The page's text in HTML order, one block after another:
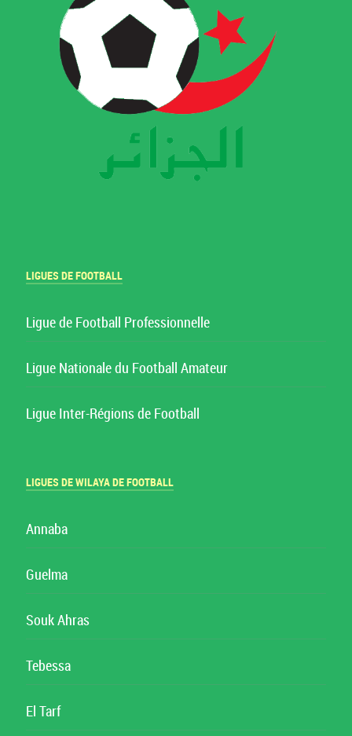
LIGUES DE FOOTBALL
Ligue de Football Professionnelle
Ligue Nationale du Football Amateur
Ligue Inter-Régions de Football
LIGUES DE WILAYA DE FOOTBALL
Annaba
Guelma
Souk Ahras
Tebessa
El Tarf